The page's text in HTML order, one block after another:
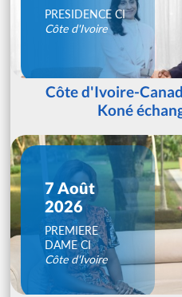
PRESIDENCE CI
Côte d'Ivoire
Côte d'Ivoire-
Koné
7 Août
2026
PREMIERE
DAME CI
Côte d'Ivoire